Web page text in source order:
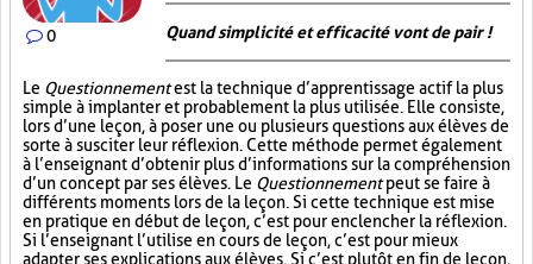
0 Quand simplicité et efficacité vont de pair !
Le Questionnementest la technique d’apprentissage actif la plus
simple à implanter et probablement la plus utilisée. Elle consiste,
lors d’une leçon, à poser une ou plusieurs questions aux élèves de
sorte à susciter leur réflexion. Cette méthode permet également
à l’enseignant d’obtenir plus d’informations sur la compréhension
d’un concept par ses élèves. Le Questionnementpeut se faire à
différents moments lors de la leçon. Si cette technique est mise
en pratique en début de leçon, c’est pour enclencher la réflexion.
Si l’enseignant l’utilise en cours de leçon, c’est pour mieux
adapter ses explications aux élèves. Si c’est plutôt en fin de leçon,